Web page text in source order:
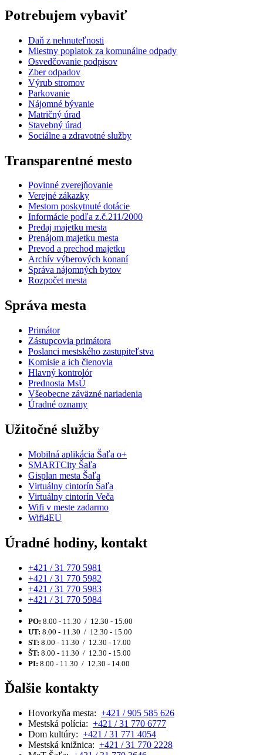
Potrebujem vybaviť
Daň z nehnuteľnosti
Miestny poplatok za komunálne odpady
Osvedčovanie podpisov
Zber odpadov
Výrub stromov
Parkovanie
Nájomné bývanie
Matričný úrad
Stavebný úrad
Sociálne a zdravotné služby
Transparentné mesto
Povinné zverejňovanie
Verejné zákazky
Mestom poskytnuté dotácie
Informácie podľa z.č.211/2000
Predaj majetku mesta
Prenájom majetku mesta
Prevod a prechod majetku
Archív výberových konaní
Správa nájomných bytov
Rozpočet mesta
Správa mesta
Primátor
Zástupcovia primátora
Poslanci mestského zastupiteľstva
Komisie a ich členovia
Hlavný kontrolór
Prednosta MsÚ
Všeobecne záväzné nariadenia
Úradné oznamy
Užitočné služby
Mobilná aplikácia Šaľa o+
SMARTCity Šaľa
Gisplan mesta Šaľa
Virtuálny cintorín Šaľa
Virtuálny cintorín Veča
Wifi v meste zadarmo
Wifi4EU
Úradné hodiny, kontakt
+421 / 31 770 5981
+421 / 31 770 5982
+421 / 31 770 5983
+421 / 31 770 5984
PO: 8.00 - 11.30 / 12.30 - 15.00
UT: 8.00 - 11.30 / 12.30 - 15.00
ST: 8.00 - 11.30 / 12.30 - 17.00
ŠT: 8.00 - 11.30 / 12.30 - 15.00
PI: 8.00 - 11.30 / 12.30 - 14.00
Ďalšie kontakty
Hovorkyňa mesta: +421 / 905 585 626
Mestská polícia: +421 / 31 770 6777
Dom kultúry: +421 / 31 771 4054
Mestská knižnica: +421 / 31 770 2228